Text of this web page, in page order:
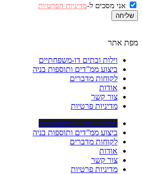
אני מסכים ל-מדיניות הפרטיות
שליחה
מפת אתר
וילות ובתים דו-משפחתיים
ביצוע ממ”דים ותוספות בניה
לקוחות מדברים
אודות
צור קשר
מדיניות פרטיות
וילות ובתים דו-משפחתיים
ביצוע ממ”דים ותוספות בניה
לקוחות מדברים
אודות
צור קשר
מדיניות פרטיות